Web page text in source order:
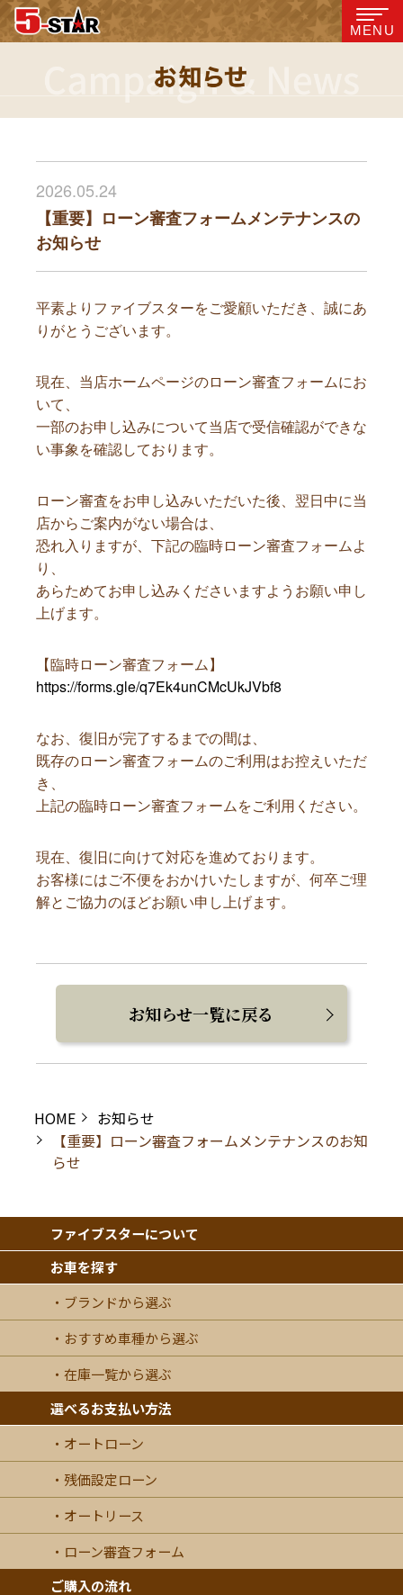
MENU
2026.05.24
【重要】ローン審査フォームメンテナンスの
お知らせ
平素よりファイブスターをご愛顧いただき、誠にあ
りがとうございます。
現在、当店ホームページのローン審査フォームにお
いて、
一部のお申し込みについて当店で受信確認ができな
い事象を確認しております。
ローン審査をお申し込みいただいた後、翌日中に当
店からご案内がない場合は、
恐れ入りますが、下記の臨時ローン審査フォームよ
り、
あらためてお申し込みくださいますようお願い申し
上げます。
【臨時ローン審査フォーム】
https://forms.gle/q7Ek4unCMcUkJVbf8
なお、復旧が完了するまでの間は、
既存のローン審査フォームのご利用はお控えいただ
き、
上記の臨時ローン審査フォームをご利用ください。
現在、復旧に向けて対応を進めております。
お客様にはご不便をおかけいたしますが、何卒ご理
解とご協力のほどお願い申し上げます。
お知らせ一覧に戻る
HOME
お知らせ
【重要】ローン審査フォームメンテナンスのお知
らせ
ファイブスターについて
お車を探す
ブランドから選ぶ
おすすめ車種から選ぶ
在庫一覧から選ぶ
選べるお支払い方法
オートローン
残価設定ローン
オートリース
ローン審査フォーム
ご購入の流れ